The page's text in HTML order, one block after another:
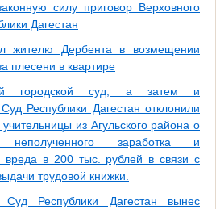
силу приговор Верховного
Дагестан
жителю Дербента в возмещении
плесени в квартире
городской суд, а затем и
Республики Дагестан отклонили
из Агульского района о
неполученного заработка и
вреда в 200 тыс. рублей в связи с
трудовой книжки.
Суд Республики Дагестан вынес